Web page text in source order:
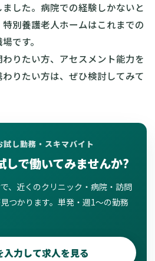
した。病院での経験しかないと
別養護老人ホームはこれまでの
です。
りたい方、アセスメント能力を
りたい方は、ぜひ検討してみて
試し勤務・スキマバイト
しで働いてみませんか?
、近くのクリニック・病院・訪問
つかります。単発・週1〜の勤務
入力して求人を見る